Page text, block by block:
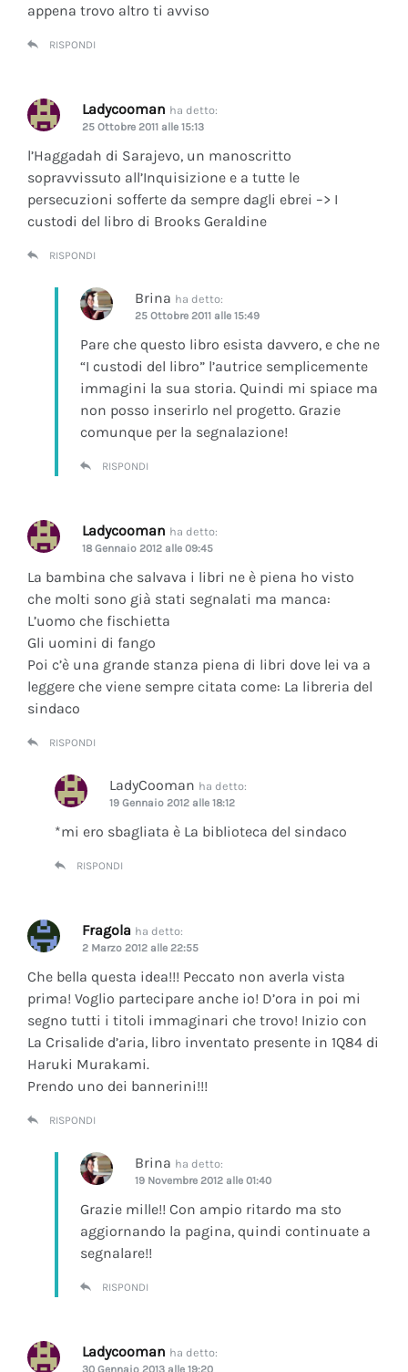
appena trovo altro ti avviso
RISPONDI
Ladycooman ha detto:
25 Ottobre 2011 alle 15:13
l’Haggadah di Sarajevo, un manoscritto
sopravvissuto all’Inquisizione e a tutte le
persecuzioni sofferte da sempre dagli ebrei –> I
custodi del libro di Brooks Geraldine
RISPONDI
Brina ha detto:
25 Ottobre 2011 alle 15:49
Pare che questo libro esista davvero, e che ne
“I custodi del libro” l’autrice semplicemente
immagini la sua storia. Quindi mi spiace ma
non posso inserirlo nel progetto. Grazie
comunque per la segnalazione!
RISPONDI
Ladycooman ha detto:
18 Gennaio 2012 alle 09:45
La bambina che salvava i libri ne è piena ho visto
che molti sono già stati segnalati ma manca:
L’uomo che fischietta
Gli uomini di fango
Poi c’è una grande stanza piena di libri dove lei va a
leggere che viene sempre citata come: La libreria del
sindaco
RISPONDI
LadyCooman ha detto:
19 Gennaio 2012 alle 18:12
*mi ero sbagliata è La biblioteca del sindaco
RISPONDI
Fragola ha detto:
2 Marzo 2012 alle 22:55
Che bella questa idea!!! Peccato non averla vista
prima! Voglio partecipare anche io! D’ora in poi mi
segno tutti i titoli immaginari che trovo! Inizio con
La Crisalide d’aria, libro inventato presente in 1Q84 di
Haruki Murakami.
Prendo uno dei bannerini!!!
RISPONDI
Brina ha detto:
19 Novembre 2012 alle 01:40
Grazie mille!! Con ampio ritardo ma sto
aggiornando la pagina, quindi continuate a
segnalare!!
RISPONDI
Ladycooman ha detto:
30 Gennaio 2013 alle 19:20